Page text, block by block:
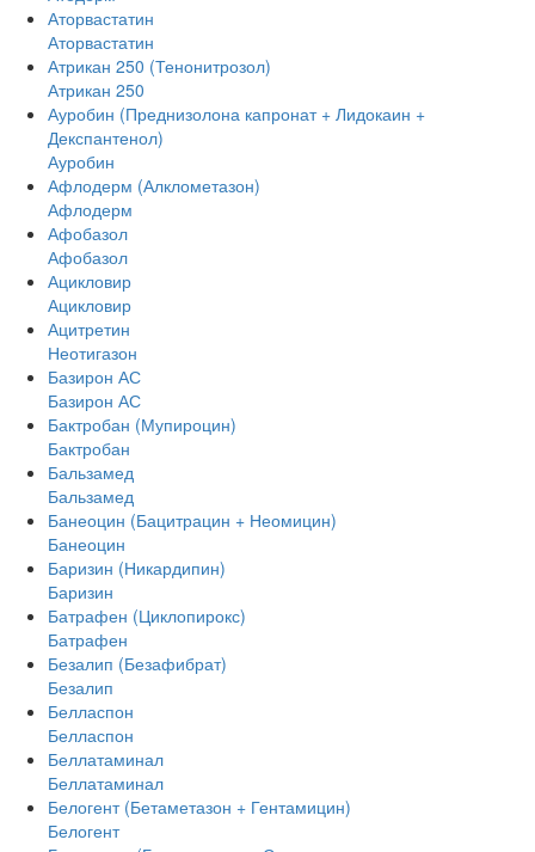
Аторвастатин
Аторвастатин
Атрикан 250 (Тенонитрозол)
Атрикан 250
Ауробин (Преднизолона капронат + Лидокаин +
Декспантенол)
Ауробин
Афлодерм (Алклометазон)
Афлодерм
Афобазол
Афобазол
Ацикловир
Ацикловир
Ацитретин
Неотигазон
Базирон АС
Базирон АС
Бактробан (Мупироцин)
Бактробан
Бальзамед
Бальзамед
Банеоцин (Бацитрацин + Неомицин)
Банеоцин
Баризин (Никардипин)
Баризин
Батрафен (Циклопирокс)
Батрафен
Безалип (Безафибрат)
Безалип
Белласпон
Белласпон
Беллатаминал
Беллатаминал
Белогент (Бетаметазон + Гентамицин)
Белогент